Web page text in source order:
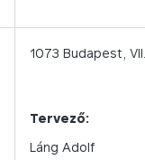
1073 Budapest, VII.
Tervező:
Láng Adolf